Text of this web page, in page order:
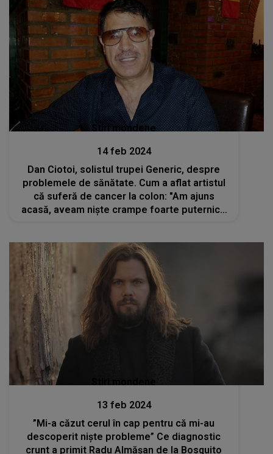
Stiri mondene
14 feb 2024
Dan Ciotoi, solistul trupei Generic, despre
problemele de sănătate. Cum a aflat artistul
că suferă de cancer la colon: "Am ajuns
acasă, aveam niște crampe foarte puternice
13 feb 2024
”Mi-a căzut cerul în cap pentru că mi-au
descoperit niște probleme” Ce diagnostic
crunt a primit Radu Almășan de la Bosquito